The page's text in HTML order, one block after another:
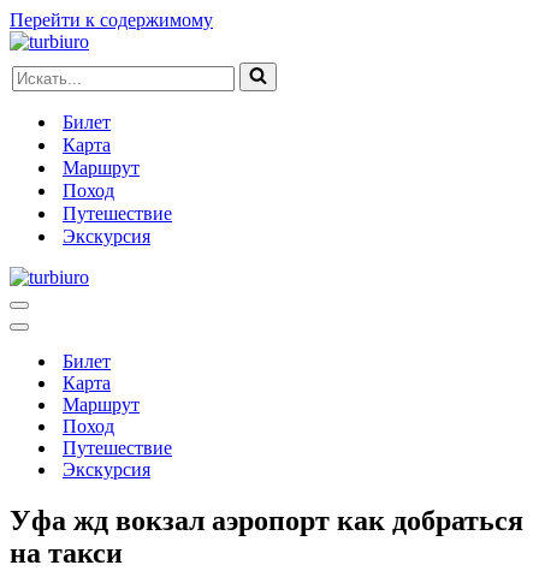
Перейти к содержимому
Искать...
Билет
Карта
Маршрут
Поход
Путешествие
Экскурсия
Меню
навигации
Меню
навигацииБилет
Карта
Маршрут
Поход
Путешествие
Экскурсия
Уфа жд вокзал аэропорт как добраться
на такси